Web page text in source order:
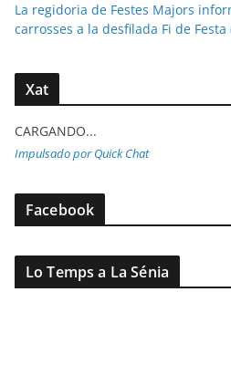
La regidoria de Festes Majors
carrosses a la desfilada Fi de Festa
Xat
CARGANDO...
Impulsado por Quick Chat
Facebook
Lo Temps a La Sénia